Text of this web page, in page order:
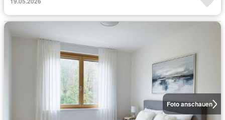
Foto anschauen